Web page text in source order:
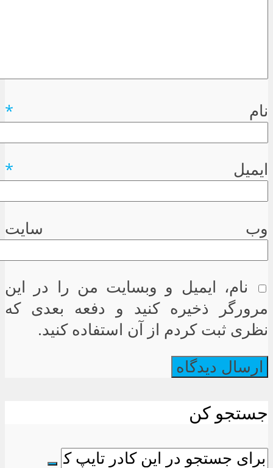
نام *
ایمیل *
وب سایت
نام، ایمیل و وبسایت من را در این
مرورگر ذخیره کنید و دفعه بعدی که
نظری ثبت کردم از آن استفاده کنید.
جستجو کن